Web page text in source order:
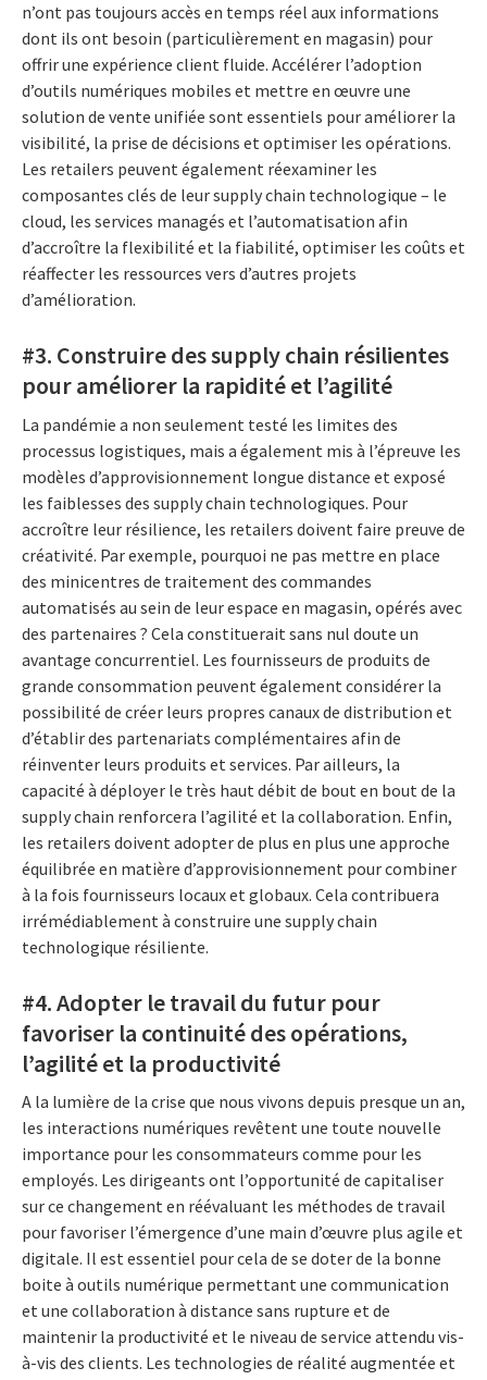
n’ont pas toujours accès en temps réel aux informations
dont ils ont besoin (particulièrement en magasin) pour
offrir une expérience client fluide. Accélérer l’adoption
d’outils numériques mobiles et mettre en œuvre une
solution de vente unifiée sont essentiels pour améliorer la
visibilité, la prise de décisions et optimiser les opérations.
Les retailers peuvent également réexaminer les
composantes clés de leur supply chain technologique – le
cloud, les services managés et l’automatisation afin
d’accroître la flexibilité et la fiabilité, optimiser les coûts et
réaffecter les ressources vers d’autres projets
d’amélioration.
#3. Construire des supply chain résilientes
pour améliorer la rapidité et l’agilité
La pandémie a non seulement testé les limites des
processus logistiques, mais a également mis à l’épreuve les
modèles d’approvisionnement longue distance et exposé
les faiblesses des supply chain technologiques. Pour
accroître leur résilience, les retailers doivent faire preuve de
créativité. Par exemple, pourquoi ne pas mettre en place
des minicentres de traitement des commandes
automatisés au sein de leur espace en magasin, opérés avec
des partenaires ? Cela constituerait sans nul doute un
avantage concurrentiel. Les fournisseurs de produits de
grande consommation peuvent également considérer la
possibilité de créer leurs propres canaux de distribution et
d’établir des partenariats complémentaires afin de
réinventer leurs produits et services. Par ailleurs, la
capacité à déployer le très haut débit de bout en bout de la
supply chain renforcera l’agilité et la collaboration. Enfin,
les retailers doivent adopter de plus en plus une approche
équilibrée en matière d’approvisionnement pour combiner
à la fois fournisseurs locaux et globaux. Cela contribuera
irrémédiablement à construire une supply chain
technologique résiliente.
#4. Adopter le travail du futur pour
favoriser la continuité des opérations,
l’agilité et la productivité
A la lumière de la crise que nous vivons depuis presque un an,
les interactions numériques revêtent une toute nouvelle
importance pour les consommateurs comme pour les
employés. Les dirigeants ont l’opportunité de capitaliser
sur ce changement en réévaluant les méthodes de travail
pour favoriser l’émergence d’une main d’œuvre plus agile et
digitale. Il est essentiel pour cela de se doter de la bonne
boite à outils numérique permettant une communication
et une collaboration à distance sans rupture et de
maintenir la productivité et le niveau de service attendu vis-
à-vis des clients. Les technologies de réalité augmentée et